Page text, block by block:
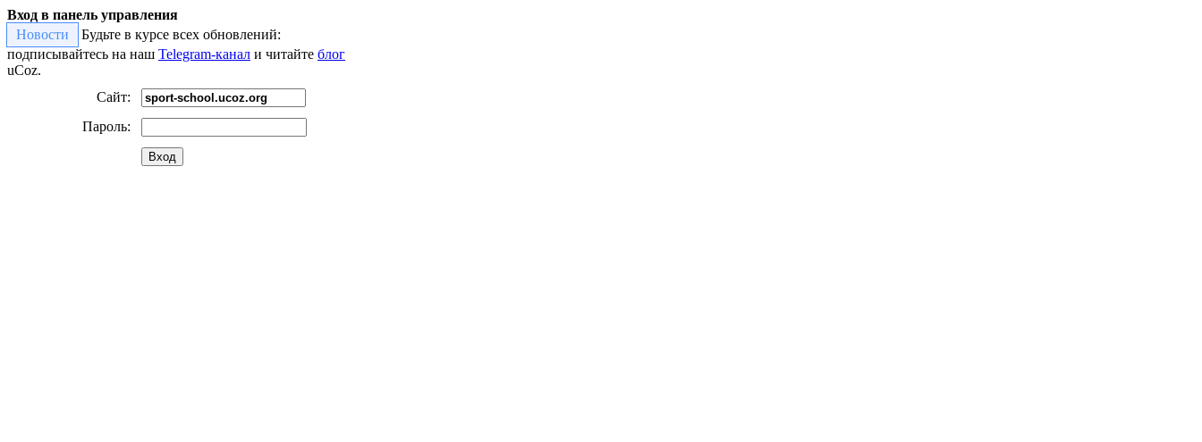
Вход в панель управления
Новости
Будьте в курсе всех обновлений:
подписывайтесь на наш Telegram-канал и читайте блог
uCoz.
Сайт:
Пароль:
Вход